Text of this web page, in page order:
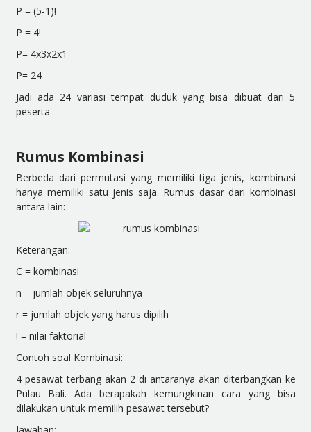
P = (5-1)!
P = 4!
P= 4x3x2x1
P= 24
Jadi ada 24 variasi tempat duduk yang bisa dibuat dari 5
peserta.
Rumus Kombinasi
Berbeda dari permutasi yang memiliki tiga jenis, kombinasi
hanya memiliki satu jenis saja. Rumus dasar dari kombinasi
antara lain:
Keterangan:
C = kombinasi
n = jumlah objek seluruhnya
r = jumlah objek yang harus dipilih
! = nilai faktorial
Contoh soal Kombinasi:
4 pesawat terbang akan 2 di antaranya akan diterbangkan ke
Pulau Bali. Ada berapakah kemungkinan cara yang bisa
dilakukan untuk memilih pesawat tersebut?